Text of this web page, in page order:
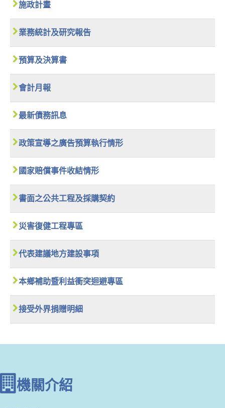
施政計畫
業務統計及研究報告
預算及決算書
會計月報
最新債務訊息
政策宣導之廣告預算執行情形
國家賠償事件收結情形
書面之公共工程及採購契約
災害復健工程專區
代表建議地方建設事項
本鄉補助暨利益衝突迴避專區
接受外界捐贈明細
機關介紹